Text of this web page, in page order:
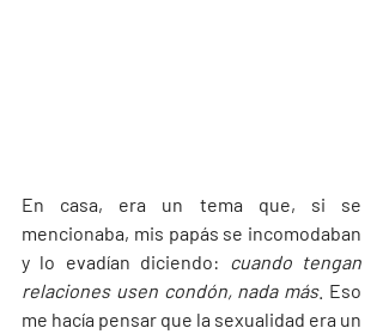
En casa, era un tema que, si se
mencionaba, mis papás se incomodaban
y lo evadían diciendo: cuando tengan
relaciones usen condón, nada más. Eso
me hacía pensar que la sexualidad era un